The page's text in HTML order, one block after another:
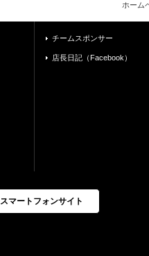
ホーム
チームスポンサー
店長日記（Facebook）
スマートフォンサイト